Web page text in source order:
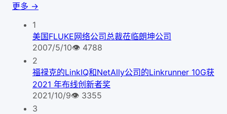
更多 →
1
美国FLUKE网络公司总裁莅临朗坤公司
2007/5/10👁 4788
2
福禄克的LinkIQ和NetAlly公司的Linkrunner 10G获
2021 年布线创新者奖
2021/10/9👁 3355
3